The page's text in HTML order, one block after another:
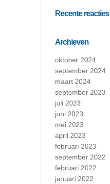
Recente reacties
Archieven
oktober 2024
september 2024
maart 2024
september 2023
juli 2023
juni 2023
mei 2023
april 2023
februari 2023
september 2022
februari 2022
januari 2022